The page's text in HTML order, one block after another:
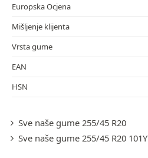
Europska Ocjena
Mišljenje klijenta
Vrsta gume
EAN
HSN
Sve naše gume 255/45 R20
Sve naše gume 255/45 R20 101Y